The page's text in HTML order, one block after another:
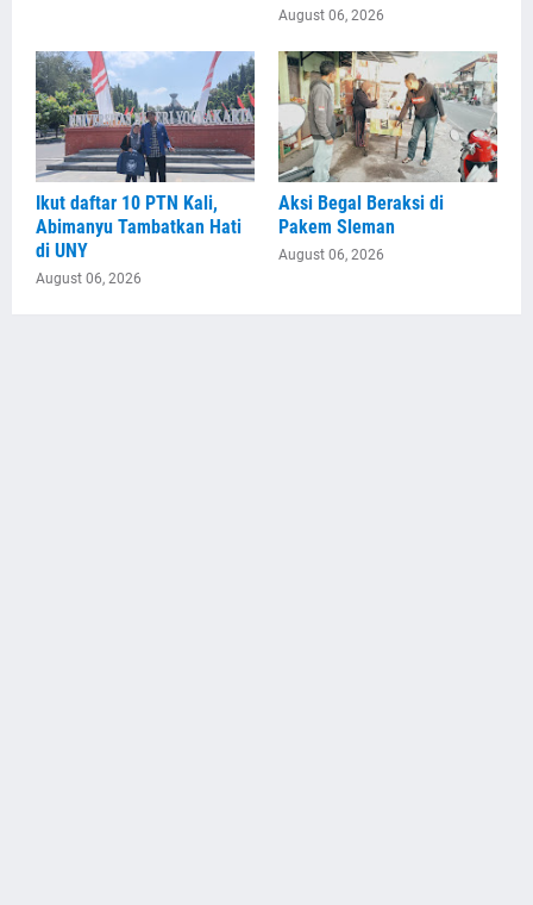
August 06, 2026
Ikut daftar 10 PTN Kali,
Abimanyu Tambatkan Hati
di UNY
August 06, 2026
Aksi Begal Beraksi di
Pakem Sleman
August 06, 2026